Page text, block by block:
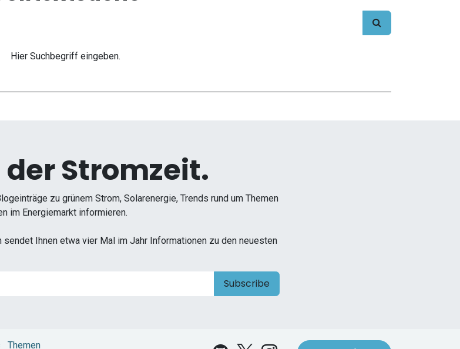
Hier Suchbegriff eingeben.
der Stromzeit.
zu grünem Strom, Solarenergie, Trends rund um Themen
im Energiemarkt informieren.
Ihnen etwa vier Mal im Jahr Informationen zu den neuesten
Subscribe
Themen